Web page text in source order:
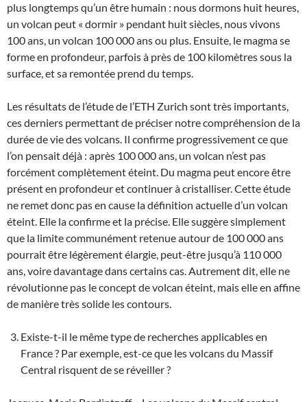
plus longtemps qu’un être humain : nous dormons huit heures,
un volcan peut « dormir » pendant huit siècles, nous vivons
100 ans, un volcan 100 000 ans ou plus. Ensuite, le magma se
forme en profondeur, parfois à près de 100 kilomètres sous la
surface, et sa remontée prend du temps.
Les résultats de l’étude de l’ETH Zurich sont très importants,
ces derniers permettant de préciser notre compréhension de la
durée de vie des volcans. Il confirme progressivement ce que
l’on pensait déjà : après 100 000 ans, un volcan n’est pas
forcément complètement éteint. Du magma peut encore être
présent en profondeur et continuer à cristalliser. Cette étude
ne remet donc pas en cause la définition actuelle d’un volcan
éteint. Elle la confirme et la précise. Elle suggère simplement
que la limite communément retenue autour de 100 000 ans
pourrait être légèrement élargie, peut-être jusqu’à 110 000
ans, voire davantage dans certains cas. Autrement dit, elle ne
révolutionne pas le concept de volcan éteint, mais elle en affine
de manière très solide les contours.
Existe-t-il le même type de recherches applicables en
France ? Par exemple, est-ce que les volcans du Massif
Central risquent de se réveiller ?